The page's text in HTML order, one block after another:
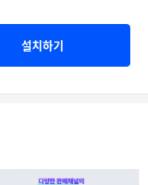
설치하기